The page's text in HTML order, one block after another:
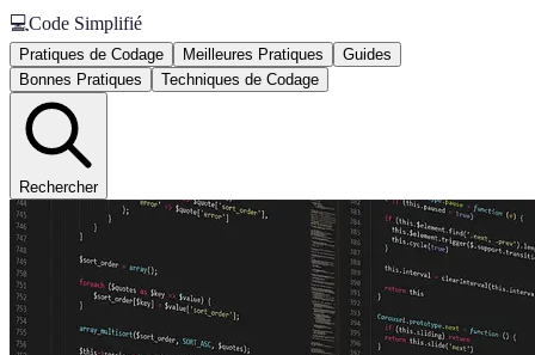
💻Code Simplifié
Pratiques de Codage Meilleures Pratiques
Guides
Bonnes Pratiques
Techniques de Codage
Rechercher